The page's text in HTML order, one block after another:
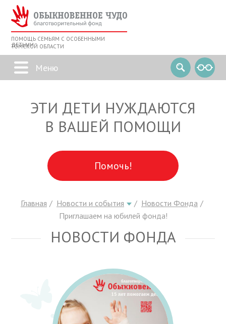
ПОМОЩЬ СЕМЬЯМ С ОСОБЕННЫМИ
ДЕТЬМИ
ТОМСКОЙ ОБЛАСТИ
ЭТИ ДЕТИ НУЖДАЮТСЯ
В ВАШЕЙ ПОМОЩИ
Помочь!
Главная Новости и события
Новости Фонда
Приглашаем на юбилей фонда!
НОВОСТИ ФОНДА